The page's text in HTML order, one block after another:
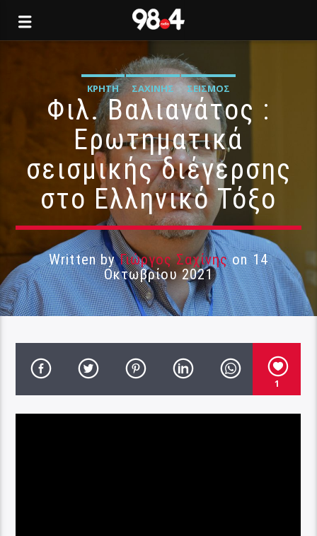
ΚΡΉΤΗ ΣΑΧΊΝΗΣ ΣΕΙΣΜΌΣ
Φιλ. Βαλιανάτος :
Ερωτηματικά
σεισμικής διέγερσης
στο Ελληνικό Τόξο
Written byΓιώργος Σαχίνηςon 14
Οκτωβρίου 2021
1